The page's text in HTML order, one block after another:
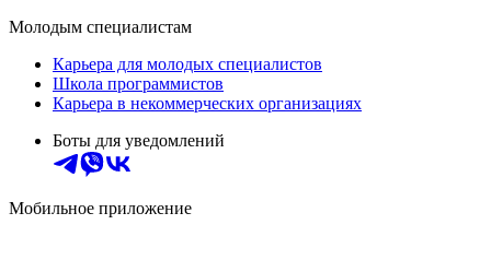
Молодым специалистам
Карьера для молодых специалистов
Школа программистов
Карьера в некоммерческих организациях
Боты для уведомлений
Мобильное приложение